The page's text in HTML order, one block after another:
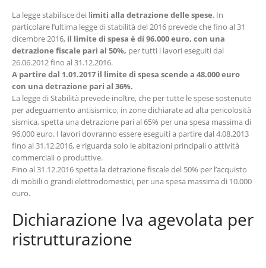
La legge stabilisce dei limiti alla detrazione delle spese. In
particolare l’ultima legge di stabilità del 2016 prevede che fino al 31
dicembre 2016, il limite di spesa è di 96.000 euro, con una
detrazione fiscale pari al 50%, per tutti i lavori eseguiti dal
26.06.2012 fino al 31.12.2016.
A partire dal 1.01.2017 il limite di spesa scende a 48.000 euro
con una detrazione pari al 36%.
La legge di Stabilità prevede inoltre, che per tutte le spese sostenute
per adeguamento antisismico, in zone dichiarate ad alta pericolosità
sismica, spetta una detrazione pari al 65% per una spesa massima di
96.000 euro. I lavori dovranno essere eseguiti a partire dal 4.08.2013
fino al 31.12.2016, e riguarda solo le abitazioni principali o attività
commerciali o produttive.
Fino al 31.12.2016 spetta la detrazione fiscale del 50% per l’acquisto
di mobili o grandi elettrodomestici, per una spesa massima di 10.000
euro.
Dichiarazione Iva agevolata per
ristrutturazione